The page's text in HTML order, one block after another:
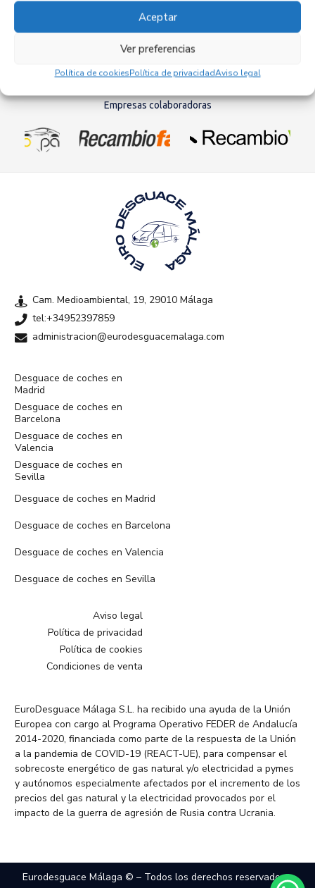
Aceptar
Ver preferencias
Política de cookiesPolítica de privacidadAviso legal
Empresas colaboradoras
Cam. Medioambiental, 19, 29010 Málaga
tel:+34952397859
administracion@eurodesguacemalaga.com
Desguace de coches en
Madrid
Desguace de coches en
Barcelona
Desguace de coches en
Valencia
Desguace de coches en
Sevilla
Desguace de coches en Madrid
Desguace de coches en Barcelona
Desguace de coches en Valencia
Desguace de coches en Sevilla
Aviso legal
Política de privacidad
Política de cookies
Condiciones de venta
EuroDesguace Málaga S.L. ha recibido una ayuda de la Unión
Europea con cargo al Programa Operativo FEDER de Andalucía
2014-2020, financiada como parte de la respuesta de la Unión
a la pandemia de COVID-19 (REACT-UE), para compensar el
sobrecoste energético de gas natural y/o electricidad a pymes
y autónomos especialmente afectados por el incremento de los
precios del gas natural y la electricidad provocados por el
impacto de la guerra de agresión de Rusia contra Ucrania.
Eurodesguace Málaga © – Todos los derechos reservados –